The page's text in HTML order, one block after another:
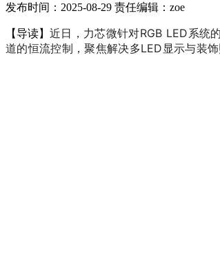
发布时间：2025-08-29 责任编辑：zoe
【导读】 近日，力芯微针对RGB LED系统
道的恒流控制，聚焦解决多LED显示与装